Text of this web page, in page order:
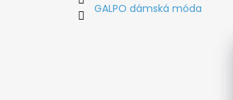
GALPO dámská móda